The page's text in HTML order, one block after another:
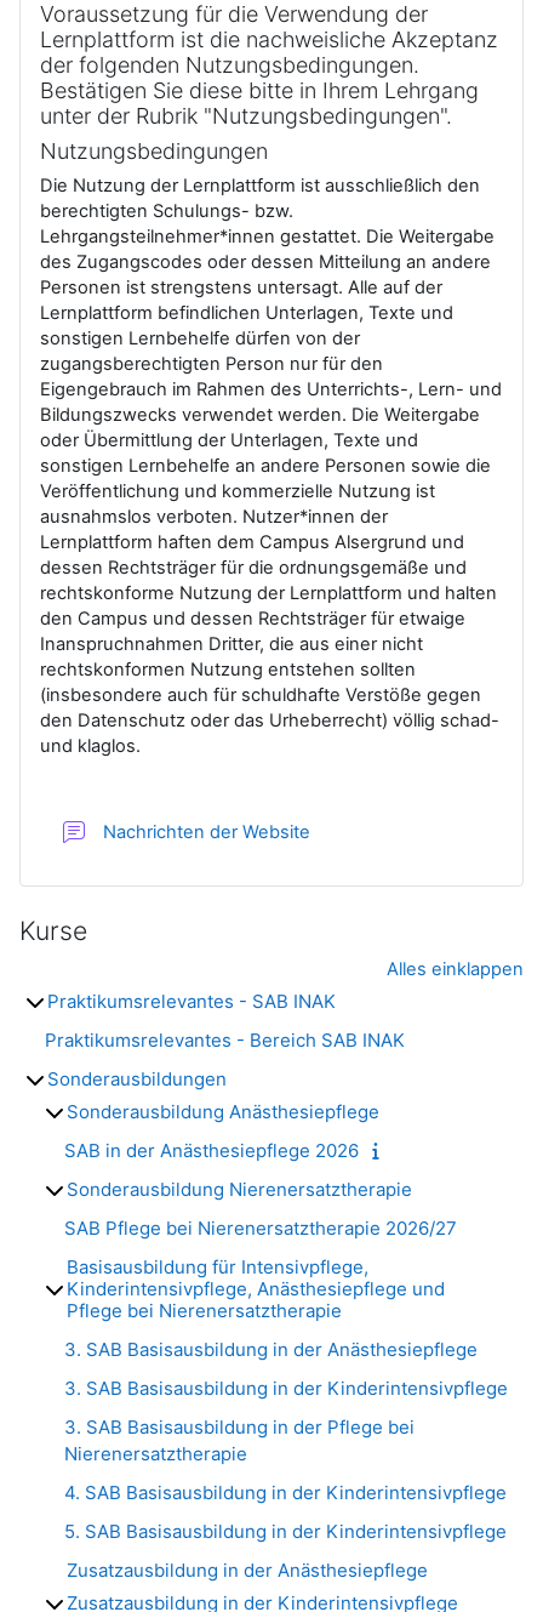
Voraussetzung für die Verwendung der
Lernplattform ist die nachweisliche Akzeptanz
der folgenden Nutzungsbedingungen.
Bestätigen Sie diese bitte in Ihrem Lehrgang
unter der Rubrik "Nutzungsbedingungen".
Nutzungsbedingungen
Die Nutzung der Lernplattform ist ausschließlich den
berechtigten Schulungs- bzw.
Lehrgangsteilnehmer*innen gestattet. Die Weitergabe
des Zugangscodes oder dessen Mitteilung an andere
Personen ist strengstens untersagt. Alle auf der
Lernplattform befindlichen Unterlagen, Texte und
sonstigen Lernbehelfe dürfen von der
zugangsberechtigten Person nur für den
Eigengebrauch im Rahmen des Unterrichts-, Lern- und
Bildungszwecks verwendet werden. Die Weitergabe
oder Übermittlung der Unterlagen, Texte und
sonstigen Lernbehelfe an andere Personen sowie die
Veröffentlichung und kommerzielle Nutzung ist
ausnahmslos verboten. Nutzer*innen der
Lernplattform haften dem Campus Alsergrund und
dessen Rechtsträger für die ordnungsgemäße und
rechtskonforme Nutzung der Lernplattform und halten
den Campus und dessen Rechtsträger für etwaige
Inanspruchnahmen Dritter, die aus einer nicht
rechtskonformen Nutzung entstehen sollten
(insbesondere auch für schuldhafte Verstöße gegen
den Datenschutz oder das Urheberrecht) völlig schad-
und klaglos.
Nachrichten der Website
Kurse
Alles einklappen
Praktikumsrelevantes - SAB INAK
Praktikumsrelevantes - Bereich SAB INAK
Sonderausbildungen
Sonderausbildung Anästhesiepflege
SAB in der Anästhesiepflege 2026
Sonderausbildung Nierenersatztherapie
SAB Pflege bei Nierenersatztherapie 2026/27
Basisausbildung für Intensivpflege,
Kinderintensivpflege, Anästhesiepflege und
Pflege bei Nierenersatztherapie
3. SAB Basisausbildung in der Anästhesiepflege
3. SAB Basisausbildung in der Kinderintensivpflege
3. SAB Basisausbildung in der Pflege bei
Nierenersatztherapie
4. SAB Basisausbildung in der Kinderintensivpflege
5. SAB Basisausbildung in der Kinderintensivpflege
Zusatzausbildung in der Anästhesiepflege
Zusatzausbildung in der Kinderintensivpflege